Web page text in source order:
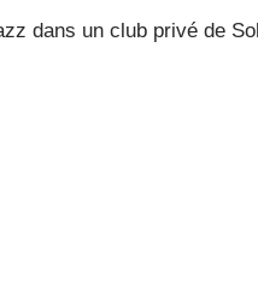
dans un club privé de